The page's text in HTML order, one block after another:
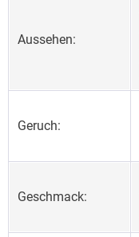
Aussehen:
Geruch:
Geschmack: